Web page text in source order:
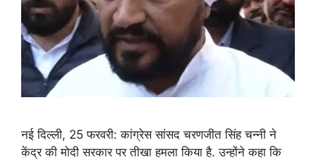
नई दिल्ली, 25 फरवरी: कांग्रेस सांसद चरणजीत सिंह चन्नी ने
केंद्र की मोदी सरकार पर तीखा हमला किया है. उन्होंने कहा कि